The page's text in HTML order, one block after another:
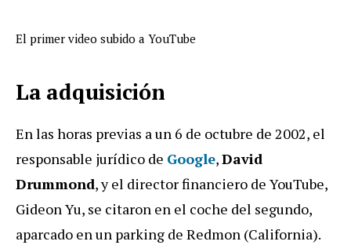
El primer video subido a YouTube
La adquisición
En las horas previas a un 6 de octubre de 2002, el
responsable jurídico de Google,David
Drummond, y el director financiero de YouTube,
Gideon Yu, se citaron en el coche del segundo,
aparcado en un parking de Redmon (California).